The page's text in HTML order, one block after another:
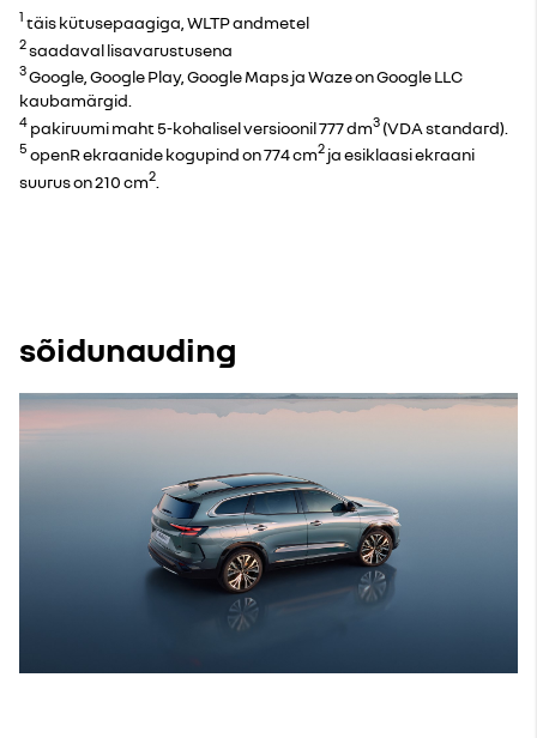
1 täis kütusepaagiga, WLTP andmetel
2saadaval lisavarustusena
3Google, Google Play, Google Maps ja Waze on Google LLC
kaubamärgid.
4 pakiruumi maht 5-kohalisel versioonil 777 dm3 (VDA standard).
5 openR ekraanide kogupind on 774 cm2 ja esiklaasi ekraani
suurus on 210 cm2
sõidunauding